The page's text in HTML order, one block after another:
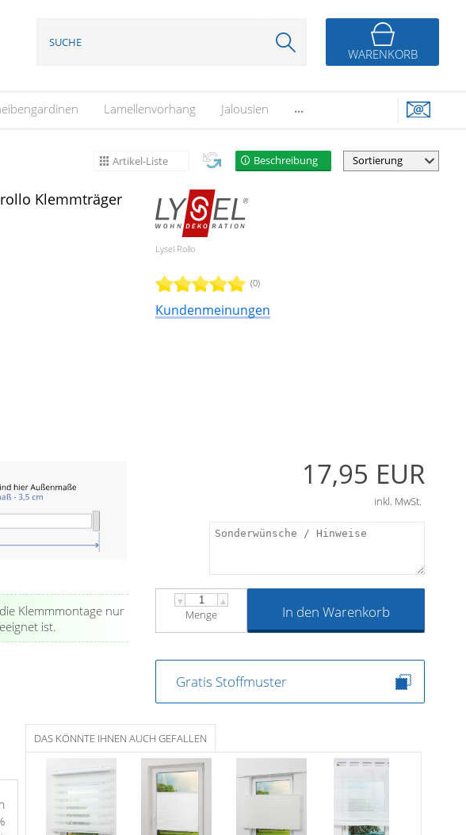
WARENKORB
Lamellenvorhang Jalousien ...
Artikel-Liste Beschreibung
Klemmträger
Klemmmontage nur
ist.
Lysel Rollo
(0)
Kundenmeinungen
17,95 EUR
inkl. MwSt.
▼ ▲
Menge In den Warenkorb
Gratis Stoffmuster
DAS KÖNNTE IHNEN AUCH GEFALLEN